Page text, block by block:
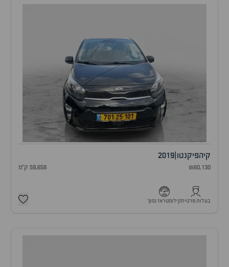
קיהפיקנטו 2019
₪60,130 59,658 ק"מ
בעלות פרטיתקילומטראז נמוך